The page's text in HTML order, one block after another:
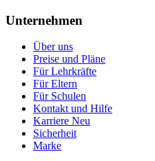
Unternehmen
Über uns
Preise und Pläne
Für Lehrkräfte
Für Eltern
Für Schulen
Kontakt und Hilfe
Karriere Neu
Sicherheit
Marke